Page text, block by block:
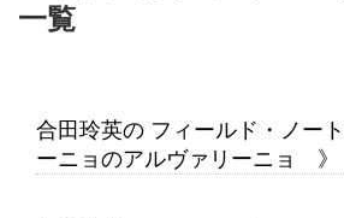
一覧
合田玲英の フィールド・ノ
ーニョのアルヴァリーニョ